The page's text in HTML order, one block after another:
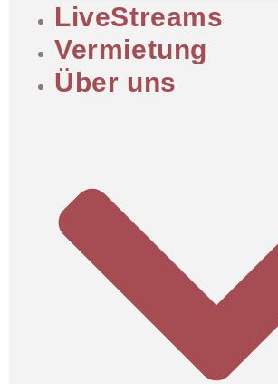
LiveStreams
Vermietung
Über uns